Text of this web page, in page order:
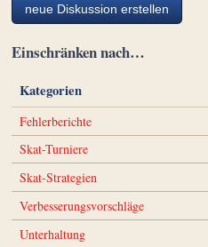
neue Diskussion erstellen
Einschränken nach…
Kategorien
Fehlerberichte
Skat-Turniere
Skat-Strategien
Verbesserungsvorschläge
Unterhaltung